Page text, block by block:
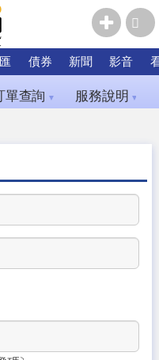
債券 新聞 影音
單查詢 ▼ 服務說明 ▼